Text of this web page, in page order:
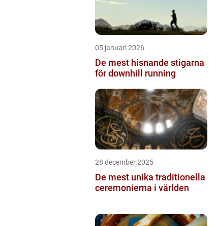
05 januari 2026
De mest hisnande stigarna
för downhill running
28 december 2025
De mest unika traditionella
ceremonierna i världen